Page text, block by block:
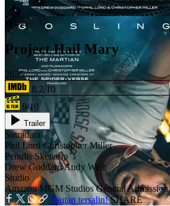
Sci-Fi
Project Hail Mary
2026
8.2/10
9/10
Trailer
Sutradara
Phil Lord Christopher Miller
Penulis Skenario
Drew GoddardAndy Weir
Studio
Amazon MGM Studios General Admission
Tautan tersalin! SHARE